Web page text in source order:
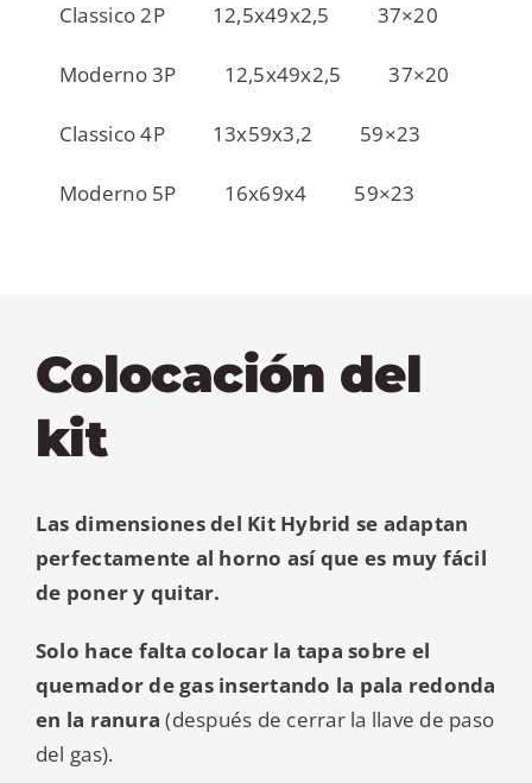
Classico 2P 12,5x49x2,5 37×20
Moderno 3P 12,5x49x2,5 37×20
Classico 4P 13x59x3,2 59×23
Moderno 5P 16x69x4 59×23
Colocación del
kit
Las dimensiones del Kit Hybrid se adaptan
perfectamente al horno así que es muy fácil
de poner y quitar.
Solo hace falta colocar la tapa sobre el
quemador de gas insertando la pala redonda
en la ranura (después de cerrar la llave de paso
del gas).